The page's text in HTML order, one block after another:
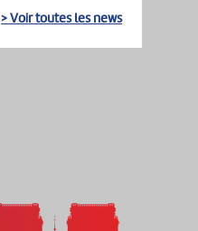
> Voir toutes les news